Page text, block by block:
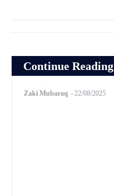
Continue Reading
Zaki Mubaraq - 22/08/2025